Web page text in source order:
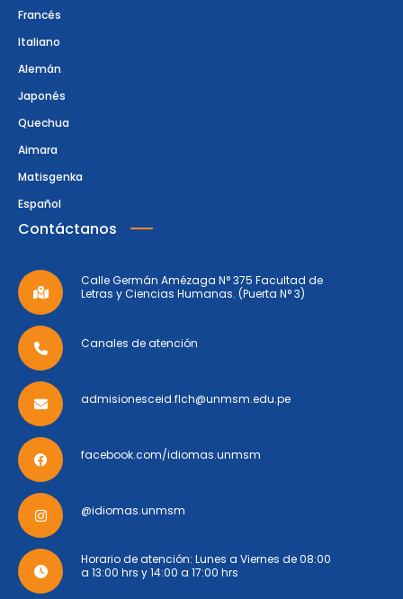
Francés
Italiano
Alemán
Japonés
Quechua
Aimara
Matisgenka
Español
Contáctanos
Calle Germán Amézaga N° 375 Facultad de
Letras y Ciencias Humanas. (Puerta N° 3)
Canales de atención
admisionesceid.flch@unmsm.edu.pe
facebook.com/idiomas.unmsm
@idiomas.unmsm
Horario de atención: Lunes a Viernes de 08:00
a 13:00 hrs y 14:00 a 17:00 hrs